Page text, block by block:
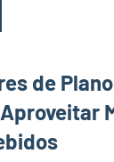
de